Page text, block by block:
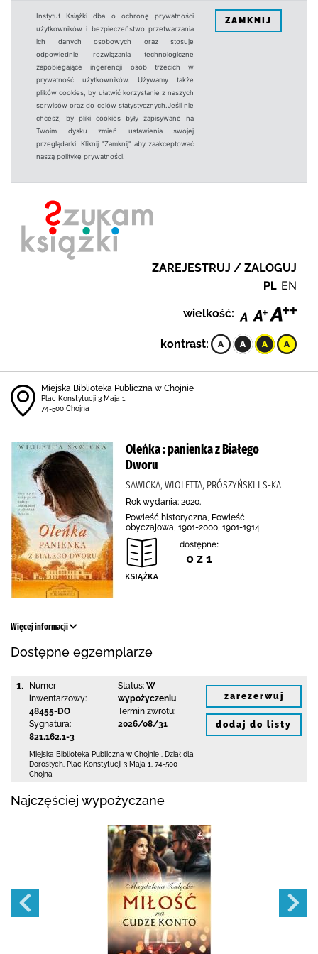
Instytut Książki dba o ochronę prywatności
użytkowników i bezpieczeństwo przetwarzania
ich danych osobowych oraz stosuje
odpowiednie rozwiązania technologiczne
zapobiegające ingerencji osób trzecich w
prywatność użytkowników. Używamy także
plików cookies, by ułatwić korzystanie z naszych
serwisów oraz do celów statystycznych.Jeśli nie
chcesz, by pliki cookies były zapisywane na
Twoim dysku zmień ustawienia swojej
przeglądarki. Kliknij "Zamknij" aby zaakceptować
naszą politykę prywatności.
ZAMKNIJ
ZAREJESTRUJ / ZALOGUJ
PL EN
wielkość:
kontrast:
Miejska Biblioteka Publiczna w Chojnie
Plac Konstytucji 3 Maja 1
74-500 Chojna
Oleńka : panienka z Białego
Dworu
SAWICKA, WIOLETTA, PRÓSZYŃSKI I S-KA
Rok wydania: 2020.
Powieść historyczna, Powieść
obyczajowa, 1901-2000, 1901-1914
dostępne:
0 z 1
Więcej informacji
Dostępne egzemplarze
1.
Numer
inwentarzowy:
48455-DO
Sygnatura:
821.162.1-3
Status: W
wypożyczeniu
Termin zwrotu:
2026/08/31
Miejska Biblioteka Publiczna w Chojnie
Dział dla
Dorosłych, Plac Konstytucji 3 Maja 1
74-500
Chojna
zarezerwuj
dodaj do listy
Najczęściej wypożyczane